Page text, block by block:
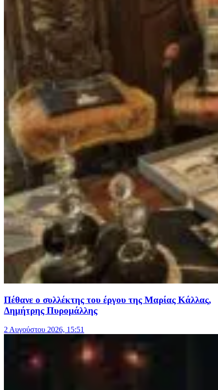
Πέθανε ο συλλέκτης του έργου της Μαρίας Κάλλας,
Δημήτρης Πυρομάλλης
2 Αυγούστου 2026, 15:51